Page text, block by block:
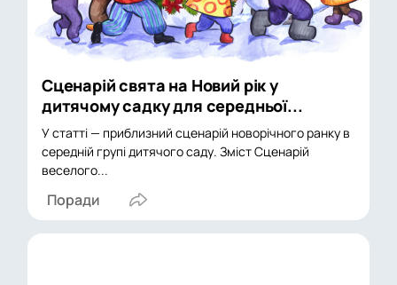
Сценарій свята на Новий рік у
дитячому садку для середньої...
У статті — приблизний сценарій новорічного ранку в
середній групі дитячого саду. Зміст Сценарій
веселого...
Поради